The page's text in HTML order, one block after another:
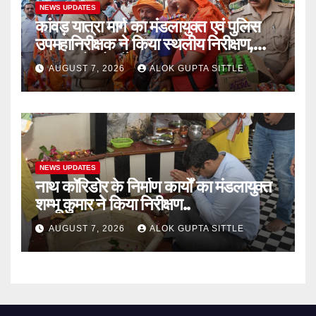
NEWS UPDATES
कांवड़ यात्रा मार्ग का मंडलायुक्त एवं पुलिस
उपमहानिरीक्षक ने किया स्थलीय निरीक्षण,
श्रद्धालुओं को बाँटे फल..
AUGUST 7, 2026 ALOK GUPTA SITTLE
NEWS UPDATES
नाथ कॉरिडोर के निर्माण कार्यों का मंडलायुक्त
शम्भू कुमार ने किया निरीक्षण..
AUGUST 7, 2026 ALOK GUPTA SITTLE